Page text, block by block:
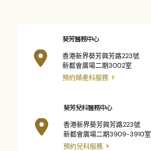
葵芳醫務中心
香港新界葵芳興芳路223號
新都會廣場二期3002室
預約婦產科服務
葵芳兒科醫務中心
香港新界葵芳興芳路223號
新都會廣場二期3909-3910室
預約兒科服務